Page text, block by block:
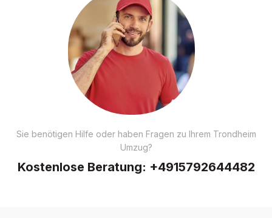
Sie benötigen Hilfe oder haben Fragen zu Ihrem Trondheim
Umzug?
Kostenlose Beratung: +4915792644482